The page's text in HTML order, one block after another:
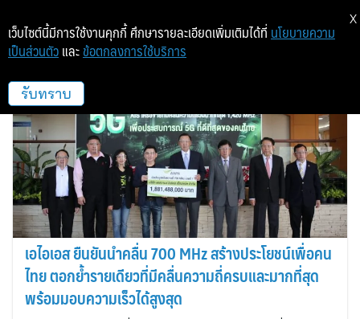
ไอที
เอไอเอส ยืนยันนำคลื่น 700 MHz สร้างประโยชน์เพื่อคน
ไทย ตอกย้ำรายเดียวที่มีคลื่นความถี่ครบและมากที่สุด
พร้อมมอบความเร็วได้สูงสุด
เว็บไซต์นี้มีการใช้งานคุกกี้ ศึกษารายละเอียดเพิ่มเติมได้ที่ นโยบายความ
เป็นส่วนตัว และ ข้อตกลงการใช้บริการ
รับทราบ
X